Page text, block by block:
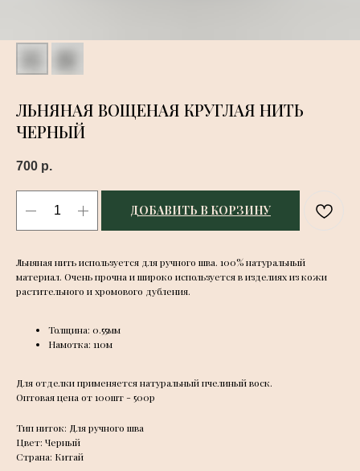
ЛЬНЯНАЯ ВОЩЕНАЯ КРУГЛАЯ НИТЬ
ЧЕРНЫЙ
700 р.
ДОБАВИТЬ В КОРЗИНУ
Льняная нить используется для ручного шва. 100% натуральный
материал. Очень прочна и широко используется в изделиях из кожи
растительного и хромового дубления.
Толщина: 0.55мм
Намотка: 110м
Для отделки применяется натуральный пчелиный воск.
Оптовая цена от 100шт - 500р
Тип ниток: Для ручного шва
Цвет: Черный
Страна: Китай